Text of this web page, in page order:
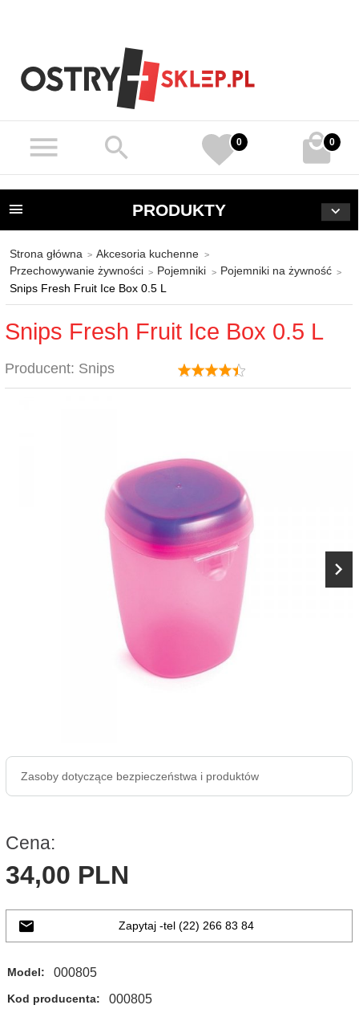
0
PRODUKTY
Strona główna
Akcesoria kuchenne
Przechowywanie żywności
Pojemniki
Pojemniki na żywność
Snips Fresh Fruit Ice Box 0.5 L
Snips Fresh Fruit Ice Box 0.5 L
Producent: Snips
Zasoby dotyczące bezpieczeństwa i produktów
Cena:
34,00 PLN
Zapytaj -tel (22) 266 83 84
Model: 000805
Kod producenta: 000805